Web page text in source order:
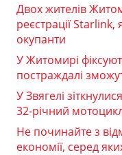
Двох жителів
реєстрації
окупанти
У Житомирі
постраждалі
У Звягелі
32-річний
Не починайте з
економії, серед